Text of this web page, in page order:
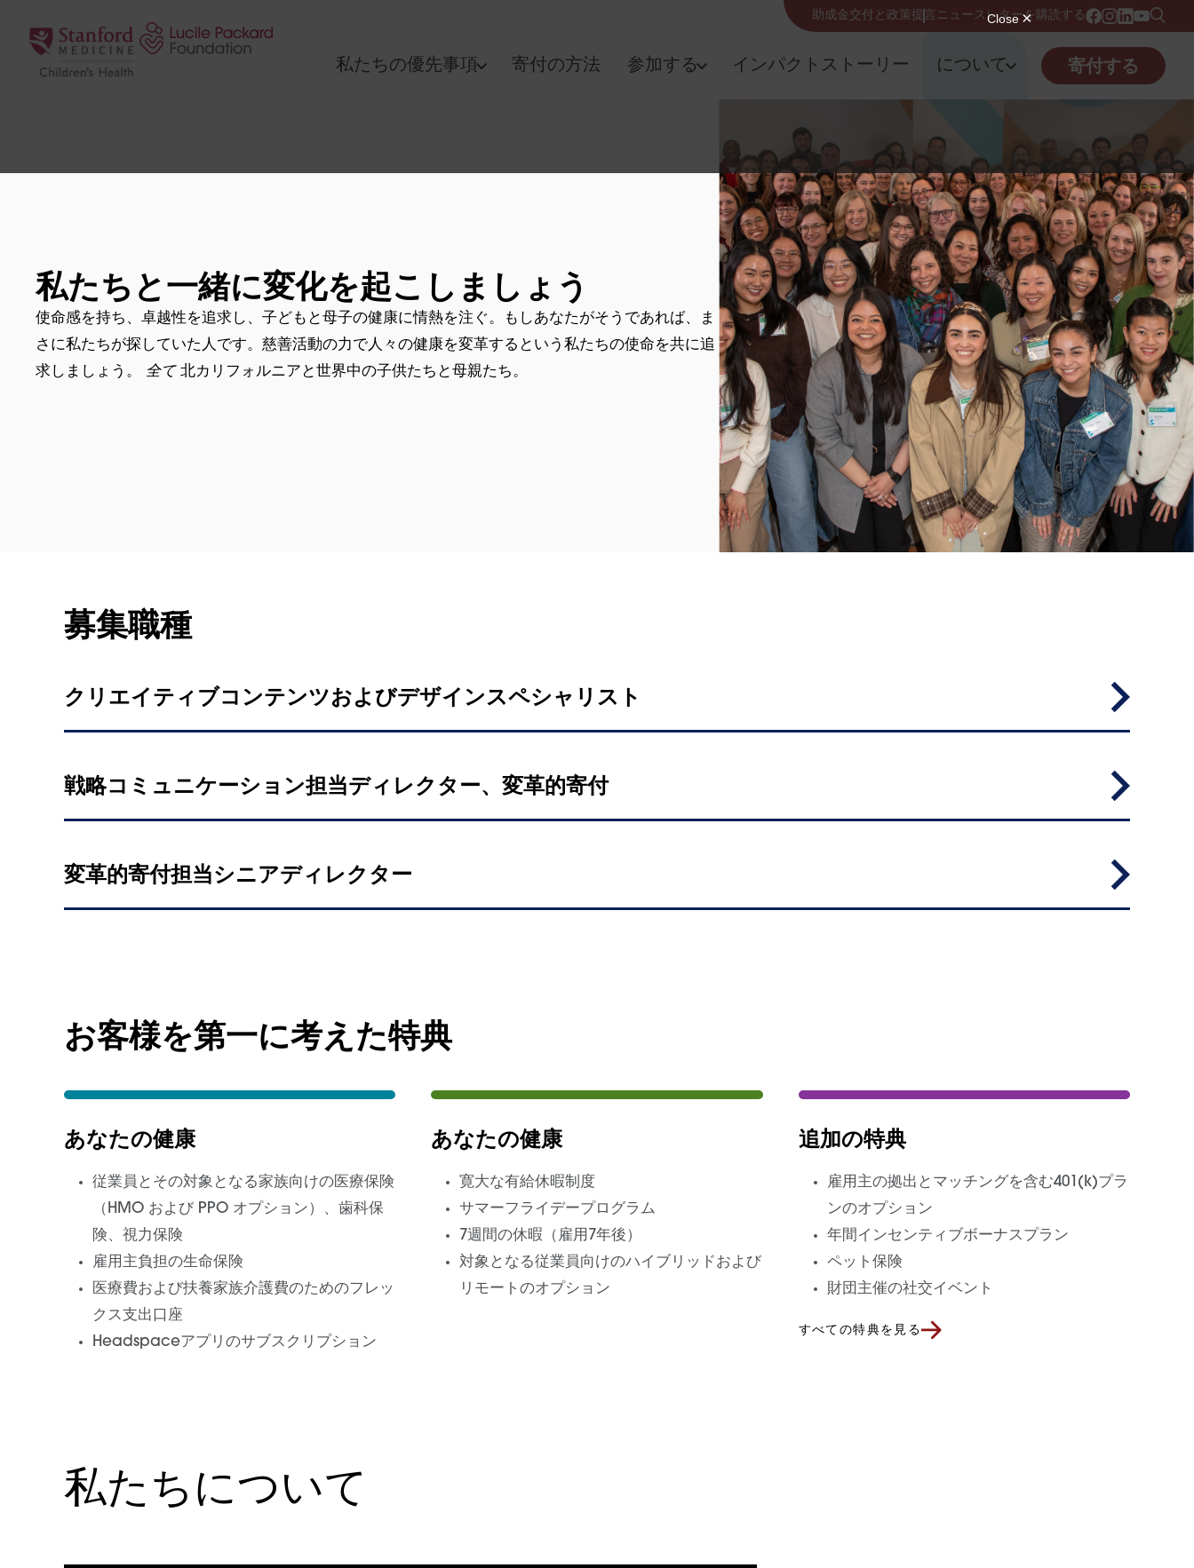
助成金交付と政策提言 ニュースレターを購読する
私たちの優先事項 寄付の方法 参加する インパクトストーリー について 寄付する
私たちと一緒に変化を起こしましょう
使命感を持ち、卓越性を追求し、子どもと母子の健康に情熱を注ぐ。もしあなたがそうであれば、ま
さに私たちが探していた人です。慈善活動の力で人々の健康を変革するという私たちの使命を共に追
求しましょう。
全て北カリフォルニアと世界中の子供たちと母親たち。
募集職種
クリエイティブコンテンツおよびデザインスペシャリスト
戦略コミュニケーション担当ディレクター、変革的寄付
変革的寄付担当シニアディレクター
お客様を第一に考えた特典
あなたの健康
従業員とその対象となる家族向けの医療保険
（HMO および PPO オプション）、歯科保
険、視力保険
雇用主負担の生命保険
医療費および扶養家族介護費のためのフレッ
クス支出口座
Headspaceアプリのサブスクリプション
あなたの健康
寛大な有給休暇制度
サマーフライデープログラム
7週間の休暇（雇用7年後）
対象となる従業員向けのハイブリッドおよび
リモートのオプション
追加の特典
雇用主の拠出とマッチングを含む401(k)プラ
ンのオプション
年間インセンティブボーナスプラン
ペット保険
財団主催の社交イベント
すべての特典を見る
私たちについて